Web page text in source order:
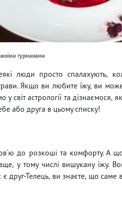
гурманами
люди просто спалахують,
Якщо ви любите їжу, ви
світ астрології та дізнаємося,
або друга в цьому списку!
до розкоші та комфорту. А
у тому числі вишукану їжу.
друг-Телець, ви знаєте, що